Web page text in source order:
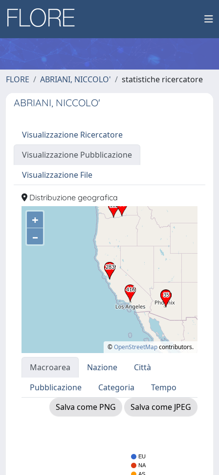
FLORE ABRIANI, NICCOLO' statistiche ricercatore
ABRIANI, NICCOLO'
Visualizzazione Ricercatore
Visualizzazione Pubblicazione
Visualizzazione File
Distribuzione geografica
+
–
©OpenStreetMapcontributors.
Macroarea Nazione
Città
Pubblicazione
Categoria
Tempo
Salva come PNG
Salva come JPEG
EU
NA